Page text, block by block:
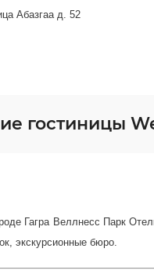
Абазгаа д. 52
гостиницы
Гагра Веллнесс Парк
экскурсионные бюро.